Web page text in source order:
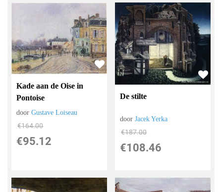
Kade aan de Oise in
Pontoise
doorGustave Loiseau
€164.00
€95.12
De stilte
doorJacek Yerka
€187.00
€108.46